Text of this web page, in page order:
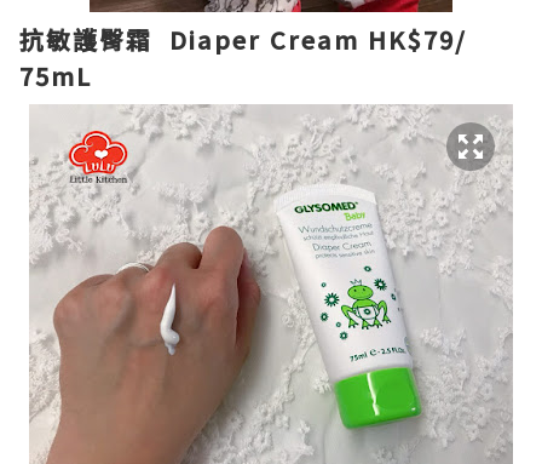
抗敏護臀霜 Diaper Cream HK$79/
75mL